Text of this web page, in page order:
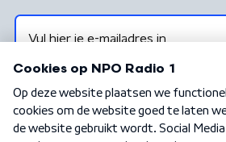
Algemene voorwaarden